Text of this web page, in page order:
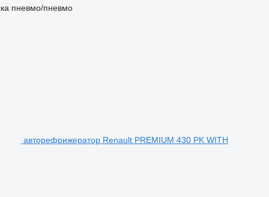
пневмо/пневмо
авторефрижератор Renault PREMIUM 430 PK WITH